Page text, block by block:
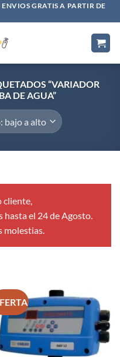
GRATIS A PARTIR DE
“VARIADOR
DE AGUA”
cliente,
hasta el 24 de Agosto.
molestias.